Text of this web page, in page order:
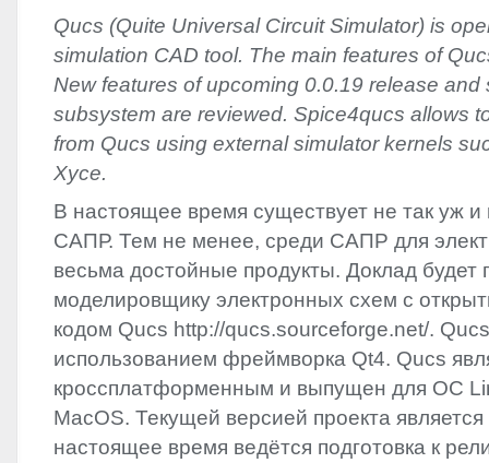
Qucs (Quite Universal Circuit Simulator) is
simulation CAD tool. The main features of
New features of upcoming 0.0.19 release and
subsystem are reviewed. Spice4qucs allows
from Qucs using external simulator kernels
Xyce.
В настоящее время существует не так уж
САПР. Тем не менее, среди САПР для
весьма достойные продукты. Доклад будет
моделировщику электронных схем с
кодом Qucs http://qucs.sourceforge.net/.
использованием фреймворка Qt4. Qucs
кроссплатформенным и выпущен для ОС
MacOS. Текущей версией проекта
настоящее время ведётся подготовка к